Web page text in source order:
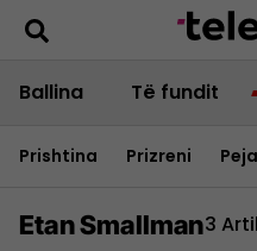
Ballina Të fundit
Prishtina Prizreni Peja
Etan Smallman3